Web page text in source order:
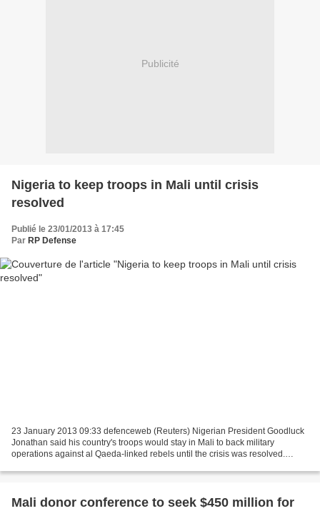
Publicité
Nigeria to keep troops in Mali until crisis
resolved
Publié le 23/01/2013 à 17:45
Par RP Defense
23 January 2013 09:33 defenceweb (Reuters) Nigerian President Goodluck
Jonathan said his country's troops would stay in Mali to back military
operations against al Qaeda-linked rebels until the crisis was resolved.
Mali donor conference to seek $450 million for